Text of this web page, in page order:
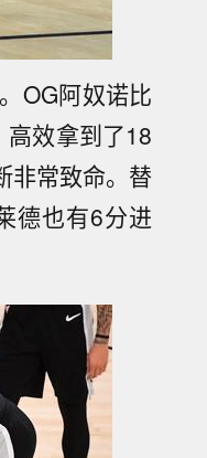
OG阿奴诺比
效拿到了18
非常致命。替
德也有6分进